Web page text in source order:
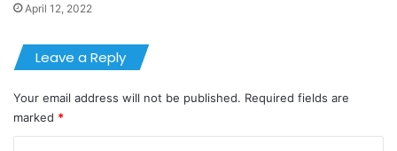
April 12, 2022
Leave a Reply
Your email address will not be published. Required fields are
marked *